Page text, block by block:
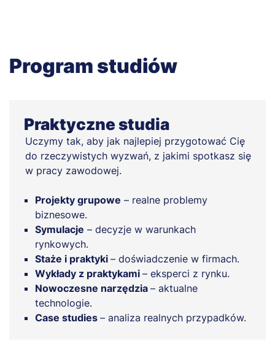
Program studiów
Praktyczne studia
Uczymy tak, aby jak najlepiej przygotować Cię
do rzeczywistych wyzwań, z jakimi spotkasz się
w pracy zawodowej.
Projekty grupowe – realne problemy
biznesowe.
Symulacje – decyzje w warunkach
rynkowych.
Staże i praktyki – doświadczenie w firmach.
Wykłady z praktykami – eksperci z rynku.
Nowoczesne narzędzia – aktualne
technologie.
Case studies – analiza realnych przypadków.